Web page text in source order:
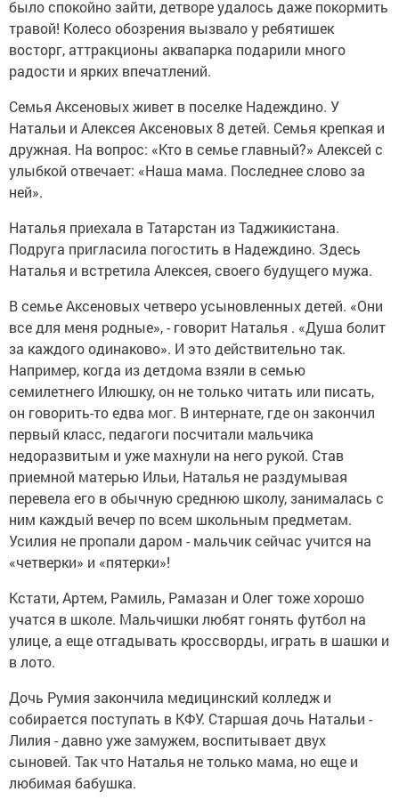
было спокойно зайти, детворе удалось даже покормить
травой! Колесо обозрения вызвало у ребятишек
восторг, аттракционы аквапарка подарили много
радости и ярких впечатлений.
Семья Аксеновых живет в поселке Надеждино. У
Натальи и Алексея Аксеновых 8 детей. Семья крепкая и
дружная. На вопрос: «Кто в семье главный?» Алексей с
улыбкой отвечает: «Наша мама. Последнее слово за
ней».
Наталья приехала в Татарстан из Таджикистана.
Подруга пригласила погостить в Надеждино. Здесь
Наталья и встретила Алексея, своего будущего мужа.
В семье Аксеновых четверо усыновленных детей. «Они
все для меня родные», - говорит Наталья . «Душа болит
за каждого одинаково». И это действительно так.
Например, когда из детдома взяли в семью
семилетнего Илюшку, он не только читать или писать,
он говорить-то едва мог. В интернате, где он закончил
первый класс, педагоги посчитали мальчика
недоразвитым и уже махнули на него рукой. Став
приемной матерью Ильи, Наталья не раздумывая
перевела его в обычную среднюю школу, занималась с
ним каждый вечер по всем школьным предметам.
Усилия не пропали даром - мальчик сейчас учится на
«четверки» и «пятерки»!
Кстати, Артем, Рамиль, Рамазан и Олег тоже хорошо
учатся в школе. Мальчишки любят гонять футбол на
улице, а еще отгадывать кроссворды, играть в шашки и
в лото.
Дочь Румия закончила медицинский колледж и
собирается поступать в КФУ. Старшая дочь Натальи -
Лилия - давно уже замужем, воспитывает двух
сыновей. Так что Наталья не только мама, но еще и
любимая бабушка.